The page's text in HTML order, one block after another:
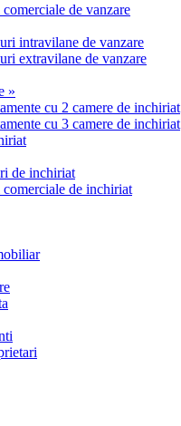
comerciale de vanzare
intravilane de vanzare
extravilane de vanzare
»
cu 2 camere de inchiriat
cu 3 camere de inchiriat
de inchiriat
comerciale de inchiriat